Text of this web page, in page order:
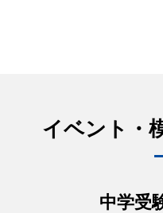
イベント・
中学受